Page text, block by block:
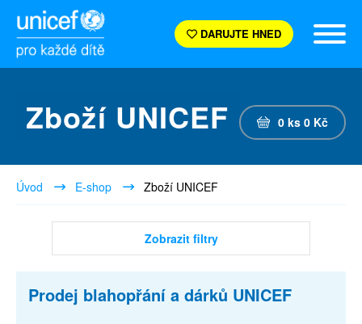
DARUJTE HNED
Zboží UNICEF 0 ks 0 Kč
Úvod E-shop Zboží UNICEF
Zobrazit filtry
Prodej blahopřání a dárků UNICEF